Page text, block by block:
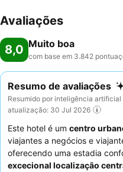
Avaliações
8,0 Muito boa
com base em 3.842
Resumo de avaliações
Resumido por inteligência
atualização: 30 Jul 2026
Este hotel é um centro
viajantes a negócios e
oferecendo uma estadia
excecional localização